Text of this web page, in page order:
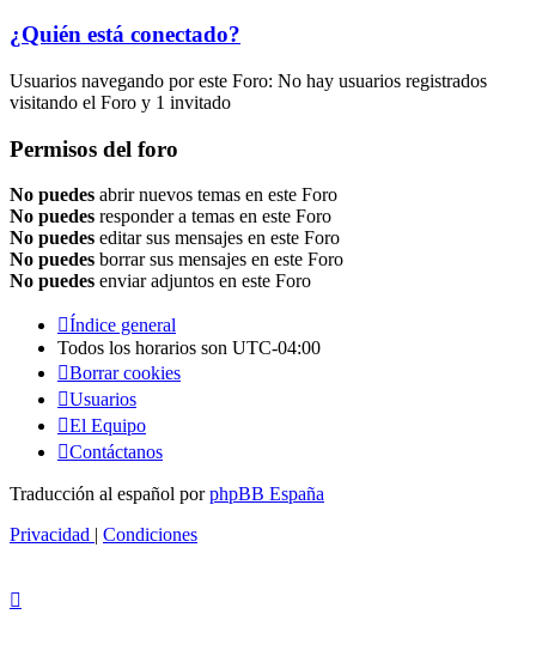
¿Quién está conectado?
Usuarios navegando por este Foro: No hay usuarios registrados
visitando el Foro y 1 invitado
Permisos del foro
No puedes abrir nuevos temas en este Foro
No puedes responder a temas en este Foro
No puedes editar sus mensajes en este Foro
No puedes borrar sus mensajes en este Foro
No puedes enviar adjuntos en este Foro
Índice general
Todos los horarios son UTC-04:00
Borrar cookies
Usuarios
El Equipo
Contáctanos
Traducción al español porphpBB España
Privacidad | Condiciones